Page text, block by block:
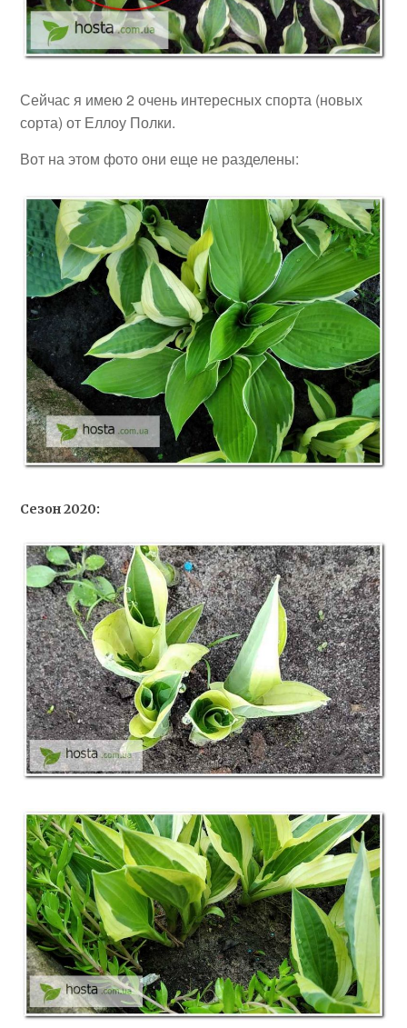
Сейчас я имею 2 очень интересных спорта (новых
сорта) от Еллоу Полки.
Вот на этом фото они еще не разделены:
Сезон 2020: